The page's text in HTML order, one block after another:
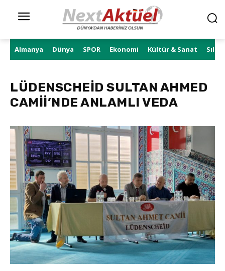
Almanya Dünya SPOR Ekonomi Kültür & Sanat Sıla
LÜDENSCHEİD SULTAN AHMED
CAMİİ’NDE ANLAMLI VEDA